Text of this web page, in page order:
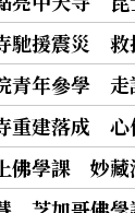
馳援震災 救
青年參學 走
重建落成 心
佛學課 妙藏